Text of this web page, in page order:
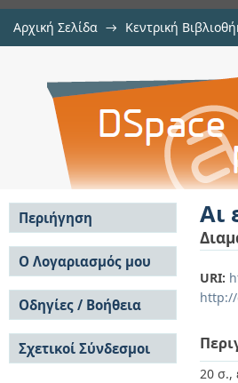
Αρχική Σελίδα → Κεντρική
Αι εν Αιδηψώ
Αι
URI:
http://
20 σ.,
Περιήγηση
Σε όλο το DSpace
Κοινότητες & Συλλογές
Ανά Ημερομηνία
Έκδοσης
Συγγραφείς
Τίτλοι
Θέματα
Ο Λογαριασμός μου
Σύνδεση
Εγγραφή
Οδηγίες / Βοήθεια
Οδηγίες Υποβολής
Οδηγίες Χρήσης ΙΑ
Συχνές Ερωτήσεις
Σχετικοί Σύνδεσμοι